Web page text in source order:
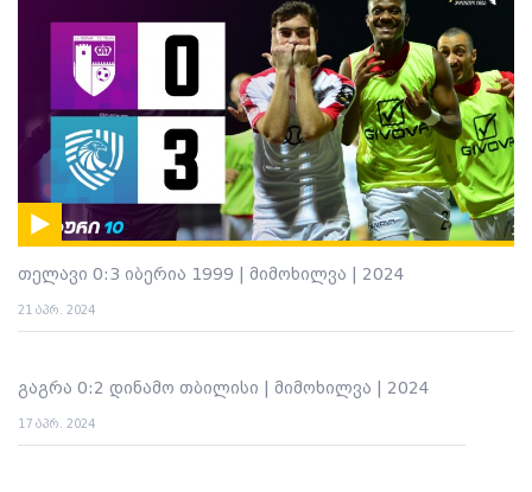
თელავი 0:3 იბერია 1999 | მიმოხილვა | 2024
21 აპრ. 2024
გაგრა 0:2 დინამო თბილისი | მიმოხილვა | 2024
17 აპრ. 2024